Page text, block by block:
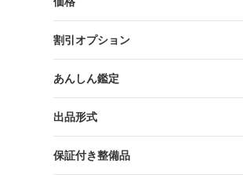
割引オプション
あんしん鑑定
出品形式
保証付き整備品